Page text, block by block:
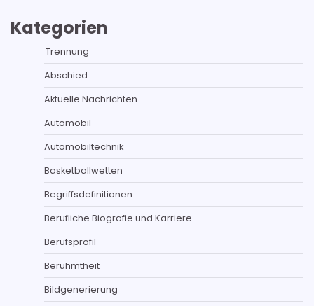
Kategorien
Trennung
Abschied
Aktuelle Nachrichten
Automobil
Automobiltechnik
Basketballwetten
Begriffsdefinitionen
Berufliche Biografie und Karriere
Berufsprofil
Berühmtheit
Bildgenerierung